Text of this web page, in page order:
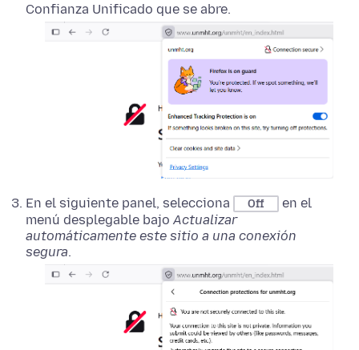
Confianza Unificado que se abre.
En el siguiente panel, selecciona Off
en el
menú desplegable bajo Actualizar
automáticamente este sitio a una conexión
segura.